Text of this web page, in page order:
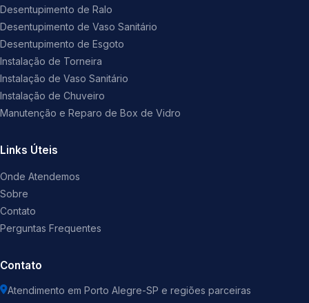
Desentupimento de Ralo
Desentupimento de Vaso Sanitário
Desentupimento de Esgoto
Instalação de Torneira
Instalação de Vaso Sanitário
Instalação de Chuveiro
Manutenção e Reparo de Box de Vidro
Links Úteis
Onde Atendemos
Sobre
Contato
Perguntas Frequentes
Contato
Atendimento em Porto Alegre-SP e regiões parceiras